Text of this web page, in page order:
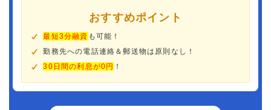
おすすめポイント
最短3分融資 も可能！
勤務先への電話連絡＆郵送物は原則なし！
30日間の利息が0円 ！